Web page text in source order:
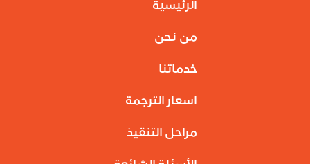
الرئيسية
من نحن
خدماتنا
اسعار الترجمة
مراحل التنقيذ